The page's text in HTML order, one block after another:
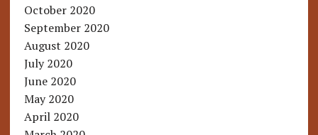
October 2020
September 2020
August 2020
July 2020
June 2020
May 2020
April 2020